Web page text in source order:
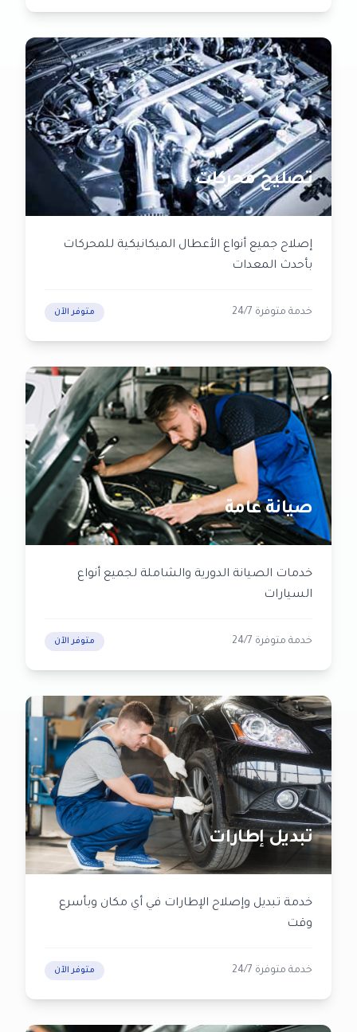
تصليح محركات
إصلاح جميع أنواع الأعطال الميكانيكية للمحركات
بأحدث المعدات
خدمة متوفرة 24/7 متوفر الآن
صيانة عامة
خدمات الصيانة الدورية والشاملة لجميع أنواع
السيارات
خدمة متوفرة 24/7 متوفر الآن
تبديل إطارات
خدمة تبديل وإصلاح الإطارات في أي مكان وبأسرع
وقت
خدمة متوفرة 24/7 متوفر الآن